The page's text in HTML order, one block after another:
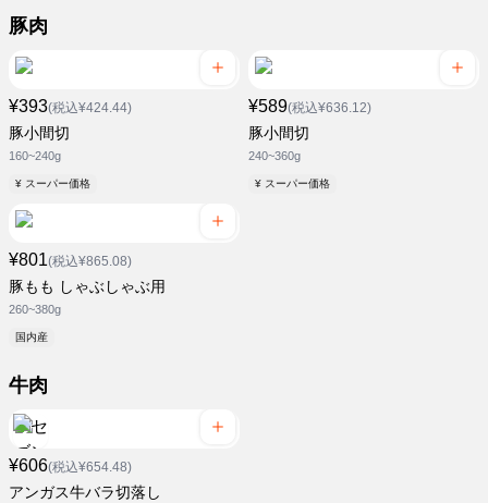
豚肉
¥393(税込¥424.44)
豚小間切
160~240g
¥ スーパー価格
¥589(税込¥636.12)
豚小間切
240~360g
¥ スーパー価格
¥801(税込¥865.08)
豚もも しゃぶしゃぶ用
260~380g
国内産
牛肉
¥606(税込¥654.48)
アンガス牛バラ切落し